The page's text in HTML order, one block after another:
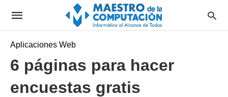
Aplicaciones Web
6 páginas para hacer
encuestas gratis